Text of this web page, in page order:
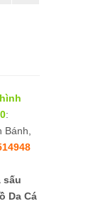
:
sấu
Da Cá